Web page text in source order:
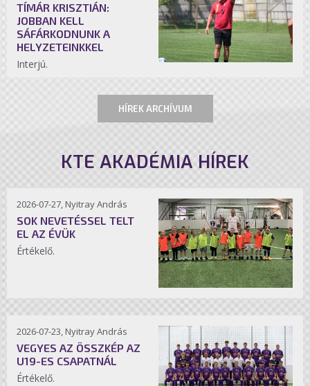
TÍMÁR KRISZTIÁN:
JOBBAN KELL
SÁFÁRKODNUNK A
HELYZETEINKKEL
Interjú.
HÍREK ARCHÍVUM
KTE AKADÉMIA HÍREK
2026-07-27, Nyitray András
SOK NEVETÉSSEL TELT
EL AZ ÉVÜK
Értékelő.
2026-07-23, Nyitray András
VEGYES AZ ÖSSZKÉP AZ
U19-ES CSAPATNÁL
Értékelő.